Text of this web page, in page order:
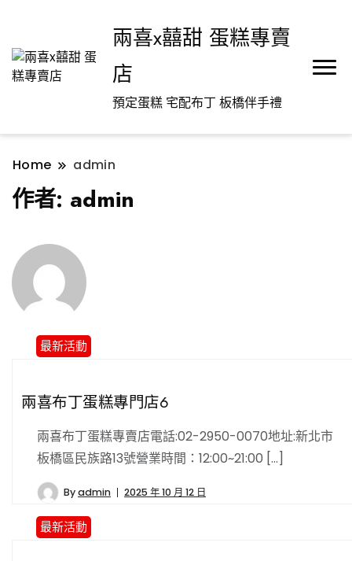
兩喜x囍甜 蛋糕專賣
店
預定蛋糕 宅配布丁 板橋伴手禮
Home admin
作者: admin
最新活動
兩喜布丁蛋糕專門店6
兩喜布丁蛋糕專賣店電話:02-2950-0070地址:新北市
板橋區民族路13號營業時間：12:00~21:00 […]
Byadmin 2025 年 10 月 12 日
最新活動